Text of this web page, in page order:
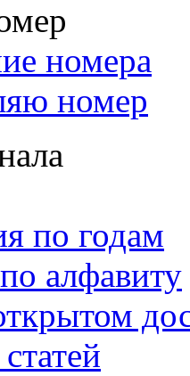
номера
номер
по годам
алфавиту